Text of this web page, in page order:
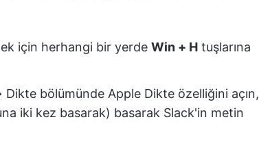
için herhangi bir yerde Win + H tuşlarına
Dikte bölümünde Apple Dikte özelliğini açın,
iki kez basarak) basarak Slack'in metin